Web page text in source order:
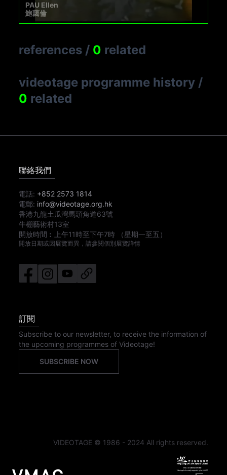
PAU Ellen
鮑藹倫
references / 0 related
videotage programme history /
0 related
聯絡我們
電話: +852 2573 1814
電郵: info@videotage.org.hk
香港九龍土瓜灣馬頭角道63號
牛棚藝術村13室
開放時間︰
上午11時至下午7時 （星期一至五）
開放日期或因展覽而異，請參閱個別展覽詳情
訂閱
Subscribe to our newsletter, to receive the information of
the upcoming programmes of Videotage!
SUBSCRIBE NOW
VIDEOTAGE © 1986 - 2024 All rights reserved.